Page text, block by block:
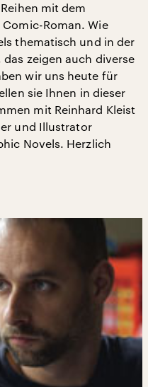
mit dem
Roman. Wie
thematisch und in der
zeigen auch diverse
wir uns heute für
sie Ihnen in dieser
mit Reinhard Kleist
und Illustrator
Novels. Herzlich